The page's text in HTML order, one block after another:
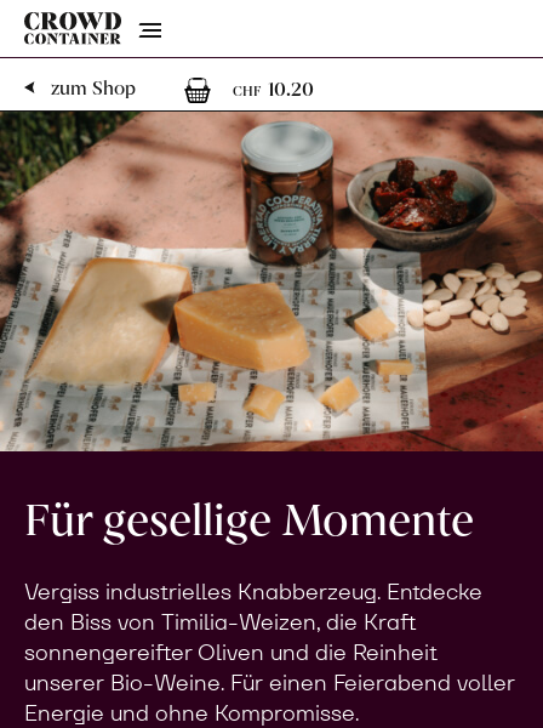
Menu
zum Shop
CHF 10.20
Für gesellige Momente
Vergiss industrielles Knabberzeug. Entdecke
den Biss von Timilia-Weizen, die Kraft
sonnengereifter Oliven und die Reinheit
unserer Bio-Weine. Für einen Feierabend voller
Energie und ohne Kompromisse.